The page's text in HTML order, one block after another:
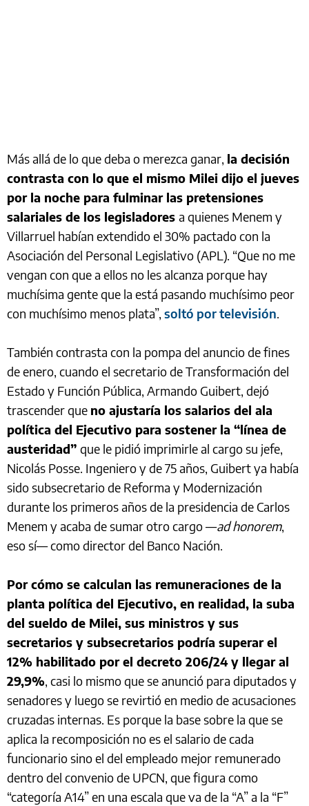
Más allá de lo que deba o merezca ganar, la decisión
contrasta con lo que el mismo Milei dijo el jueves
por la noche para fulminar las pretensiones
salariales de los legisladores a quienes Menem y
Villarruel habían extendido el 30% pactado con la
Asociación del Personal Legislativo (APL). “Que no me
vengan con que a ellos no les alcanza porque hay
muchísima gente que la está pasando muchísimo peor
con muchísimo menos plata”, soltó por televisión.
También contrasta con la pompa del anuncio de fines
de enero, cuando el secretario de Transformación del
Estado y Función Pública, Armando Guibert, dejó
trascender que no ajustaría los salarios del ala
política del Ejecutivo para sostener la “línea de
austeridad” que le pidió imprimirle al cargo su jefe,
Nicolás Posse. Ingeniero y de 75 años, Guibert ya había
sido subsecretario de Reforma y Modernización
durante los primeros años de la presidencia de Carlos
Menem y acaba de sumar otro cargo —ad honorem,
eso sí— como director del Banco Nación.
Por cómo se calculan las remuneraciones de la
planta política del Ejecutivo, en realidad, la suba
del sueldo de Milei, sus ministros y sus
secretarios y subsecretarios podría superar el
12% habilitado por el decreto 206/24 y llegar al
29,9%, casi lo mismo que se anunció para diputados y
senadores y luego se revirtió en medio de acusaciones
cruzadas internas. Es porque la base sobre la que se
aplica la recomposición no es el salario de cada
funcionario sino el del empleado mejor remunerado
dentro del convenio de UPCN, que figura como
“categoría A14” en una escala que va de la “A” a la “F”